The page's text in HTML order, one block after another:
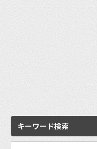
キーワード検索